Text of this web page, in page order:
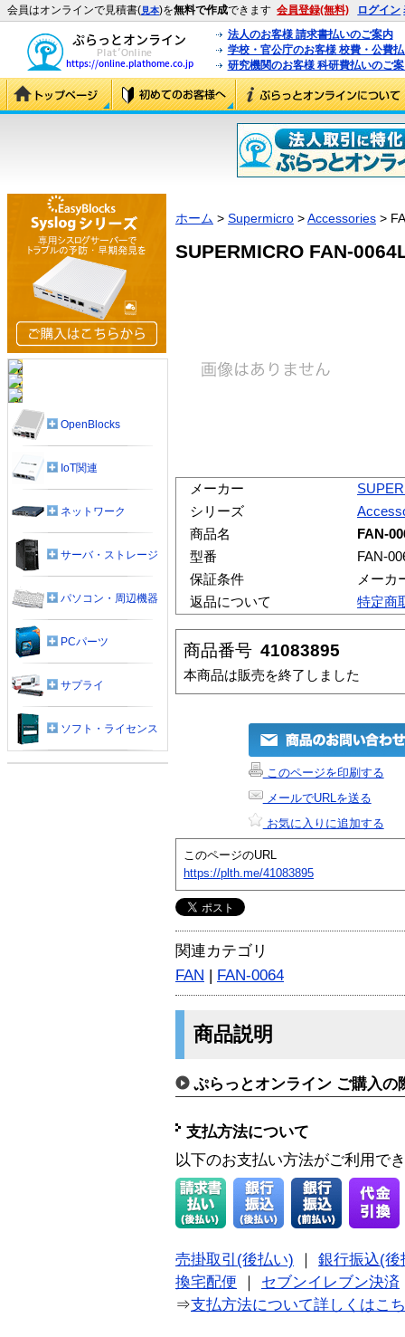
会員はオンラインで見積書(見本)を無料で作成できます 会員登録(無料) ログイン
法人のお客様 請求書払いのご案内
学校・官公庁のお客様 校費・公費
研究機関のお客様 科研費払いのご
ホーム > Supermicro >Accessories >
SUPERMICRO FAN-
メーカー
シリーズ
商品名
FAN-
型番
FAN-
保証条件
メーカ
返品について
特定商
商品番号 41083895
本商品は販売を終了しました
このページを印刷する
メールでURLを送る
お気に入りに追加する
このページのURL
https://plth.me/41083895
関連カテゴリ
FAN | FAN-0064
商品説明
ぷらっとオンライン ご購入の
支払方法について
以下のお支払い方法がご利用で
売掛取引(後払い)
銀行振込(後
換宅配便
セブンイレブン決済
⇒支払方法について詳しくはこ
OpenBlocks
IoT関連
ネットワーク
サーバ・ストレージ
パソコン・周辺機器
PCパーツ
サプライ
ソフト・ライセンス